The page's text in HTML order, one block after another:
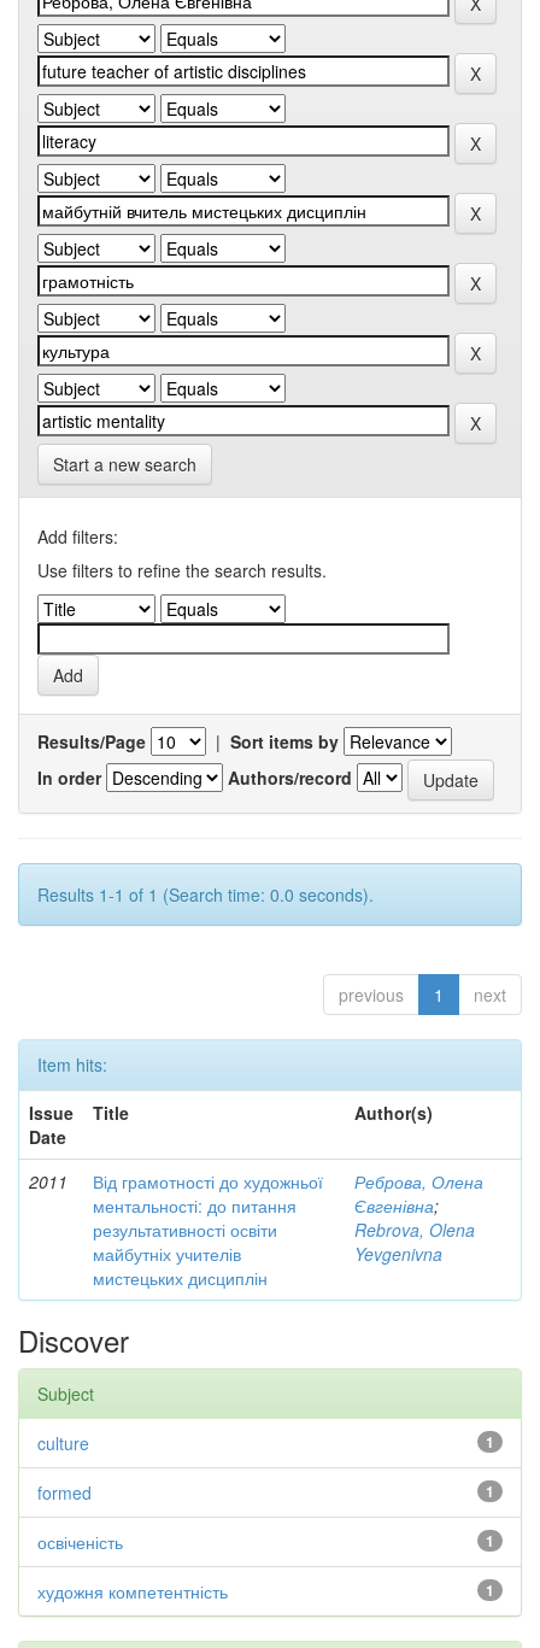
Start a new search
Add filters:
Use filters to refine the search results.
Results/Page | Sort items by
In order
Authors/record
Results 1-1 of 1 (Search time: 0.0 seconds).
previous 1 next
Item hits:
Issue
Date
Title Author(s)
2011
Від грамотності до художньої
ментальності: до питання
результативності освіти
майбутніх учителів
мистецьких дисциплін
Реброва, Олена
Євгенівна;
Rebrova, Olena
Yevgenivna
Discover
Subject
1
culture
1
formed
1
освіченість
1
художня компетентність